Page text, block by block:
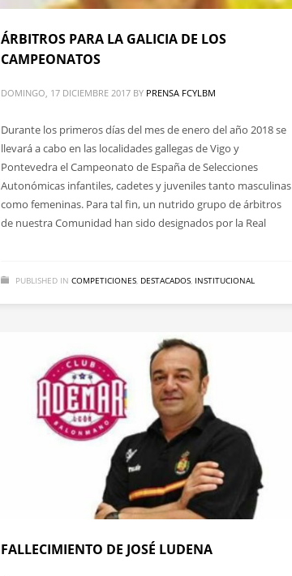
ÁRBITROS PARA LA GALICIA DE LOS
CAMPEONATOS
DOMINGO, 17 DICIEMBRE 2017 BY PRENSA FCYLBM
Durante los primeros días del mes de enero del año 2018 se
llevará a cabo en las localidades gallegas de Vigo y
Pontevedra el Campeonato de España de Selecciones
Autonómicas infantiles, cadetes y juveniles tanto masculinas
como femeninas. Para tal fin, un nutrido grupo de árbitros
de nuestra Comunidad han sido designados por la Real
PUBLISHED IN COMPETICIONES, DESTACADOS, INSTITUCIONAL
FALLECIMIENTO DE JOSÉ LUDENA